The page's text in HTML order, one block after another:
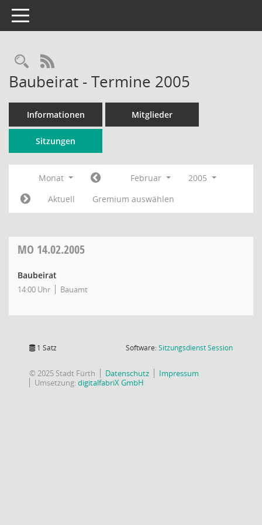
Toggle navigation
Rechercheauswahl
RSS-Feed
Baubeirat - Termine 2005
Informationen Mitglieder
Sitzungen
Monat Februar
2005
Aktuell
Gremium auswählen
MO 14.02.2005
Baubeirat
14:00 Uhr Bauamt
1 Satz Software:SitzungsdienstSession(Wird in
© 2025 Stadt Fürth Datenschutz
Impressum
Umsetzung:digitalfabriX GmbH